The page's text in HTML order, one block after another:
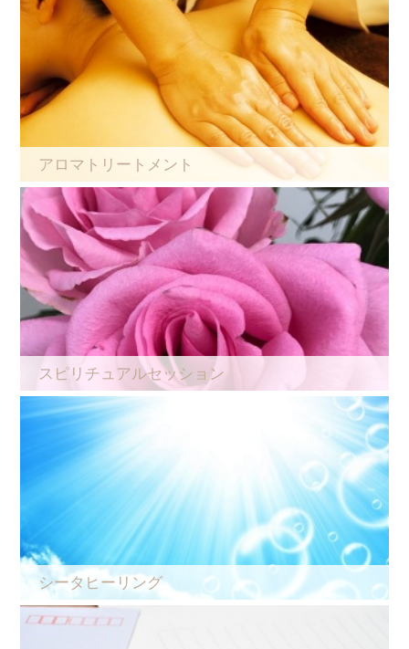
アロマトリートメント
スピリチュアルセッション
シータヒーリング